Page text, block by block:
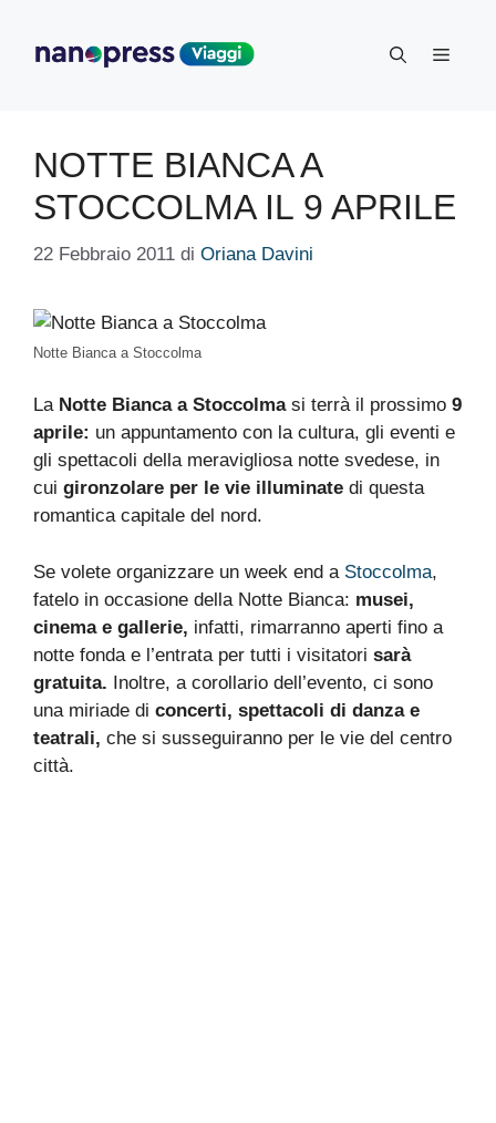
contenuto
Menu
NOTTE BIANCA A
STOCCOLMA IL 9 APRILE
22 Febbraio 2011 di Oriana Davini
Notte Bianca a Stoccolma
La Notte Bianca a Stoccolmasi terrà il prossimo 9
aprile: un appuntamento con la cultura, gli eventi e
gli spettacoli della meravigliosa notte svedese, in
cui gironzolare per le vie illuminate di questa
romantica capitale del nord.
Se volete organizzare un week end a Stoccolma,
fatelo in occasione della Notte Bianca: musei,
cinema e gallerie, infatti, rimarranno aperti fino a
notte fonda e l’entrata per tutti i visitatori sarà
gratuita. Inoltre, a corollario dell’evento, ci sono
una miriade di concerti, spettacoli di danza e
teatrali, che si susseguiranno per le vie del centro
città.